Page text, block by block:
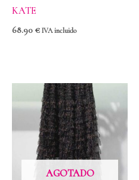
KATE
68.90 € IVA incluido
AGOTADO